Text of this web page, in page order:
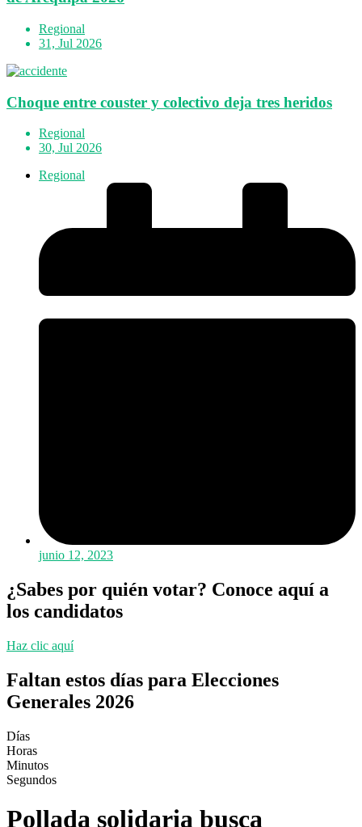
Regional
31, Jul 2026
Choque entre couster y colectivo deja tres heridos
Regional
30, Jul 2026
Regional
junio 12, 2023
¿Sabes por quién votar? Conoce aquí a
los candidatos
Haz clic aquí
Faltan estos días para Elecciones
Generales 2026
Días
Horas
Minutos
Segundos
Pollada solidaria busca